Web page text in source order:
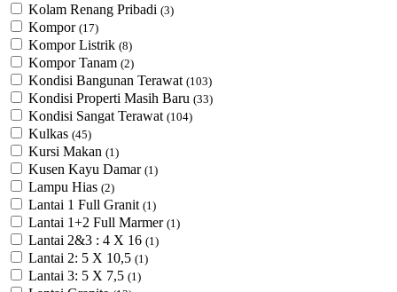
Kolam Renang Pribadi (3)
Kompor (17)
Kompor Listrik (8)
Kompor Tanam (2)
Kondisi Bangunan Terawat (103)
Kondisi Properti Masih Baru (33)
Kondisi Sangat Terawat (104)
Kulkas (45)
Kursi Makan (1)
Kusen Kayu Damar (1)
Lampu Hias (2)
Lantai 1 Full Granit (1)
Lantai 1+2 Full Marmer (1)
Lantai 2&3 : 4 X 16 (1)
Lantai 2: 5 X 10,5 (1)
Lantai 3: 5 X 7,5 (1)